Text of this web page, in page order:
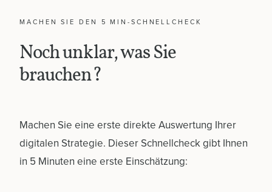
MACHEN SIE DEN 5 MIN-SCHNELLCHECK
Noch unklar, was Sie
brauchen?
Machen Sie eine erste direkte Auswertung Ihrer
digitalen Strategie. Dieser Schnellcheck gibt Ihnen
in 5 Minuten eine erste Einschätzung: